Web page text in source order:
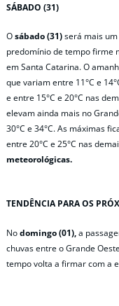
SÁBADO (31)
Osábado (31)será mais
predomínio de tempo firme
em Santa Catarina. O
que variam entre 11°C e
e entre 15°C e 20°C nas
elevam ainda mais no
30°C e 34°C. As máximas
entre 20°C e 25°C nas
meteorológicas.
TENDÊNCIA PARA OS
Nodomingo (01),a
chuvas entre o Grande
tempo volta a firmar com a